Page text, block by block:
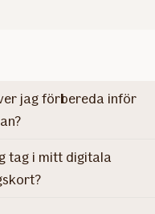
jag förbereda inför
tag i mitt digitala